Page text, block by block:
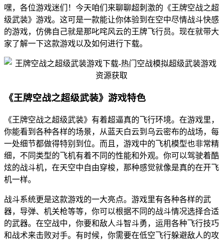
嘿，各位游戏迷们！今天咱们来聊聊超刺激的《王牌空战之超
级武装》游戏。这可是一款能让你体验到在空中尽情战斗快感
的游戏，仿佛自己就是那叱咤风云的王牌飞行员。现在就带大
家了解一下这款游戏以及如何进行下载。
《王牌空战之超级武装》游戏特色
《王牌空战之超级武装》有着超逼真的飞行环境。在游戏里，
你能看到各种各样的场景，从蓝天白云到乌云密布的战场，每
一处细节都做得特别到位。而且，游戏中的飞机模型也非常精
细，不同类型的飞机有着不同的性能和外观。你可以驾驶着酷
炫的战斗机，在天空中自由穿梭，那种感觉就像是真的在开飞
机一样。
战斗系统更是这款游戏的一大亮点。游戏里有各种各样的武
器，导弹、机关枪等等，你可以根据不同的战斗情况选择合适
的武器。在空战中，你要和敌人斗智斗勇，运用各种飞行技巧
和战术来击败对手。有时候，你需要在低空飞行躲避敌人的攻